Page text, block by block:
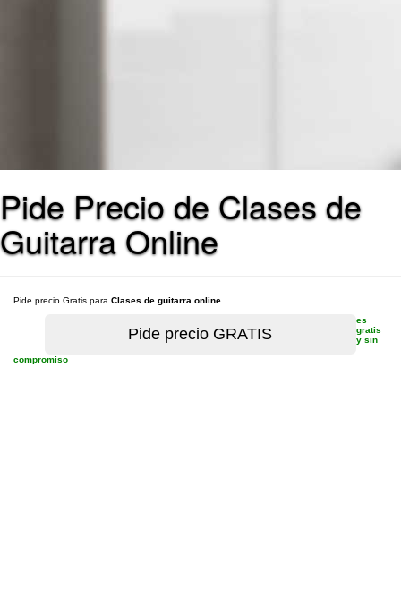
Pide Precio de Clases de
Guitarra Online
Pide precio Gratis para Clases de guitarra online
es
gratis
y sin
compromiso